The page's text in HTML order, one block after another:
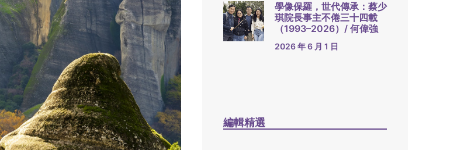
學像保羅，世代傳承：蔡少
琪院長事主不倦三十四載
（1993–2026）/ 何偉強
2026 年 6 月 1 日
編輯精選